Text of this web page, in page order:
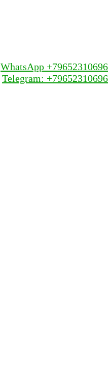
WhatsApp +79652310696
Telegram: +79652310696